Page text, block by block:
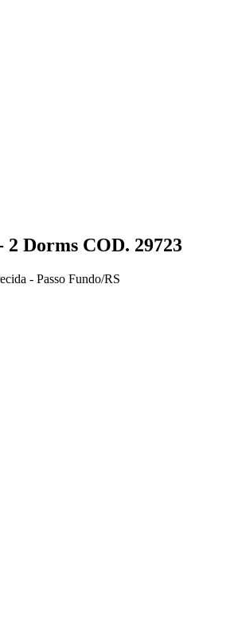
2 Dorms COD. 29723
- Passo Fundo/RS